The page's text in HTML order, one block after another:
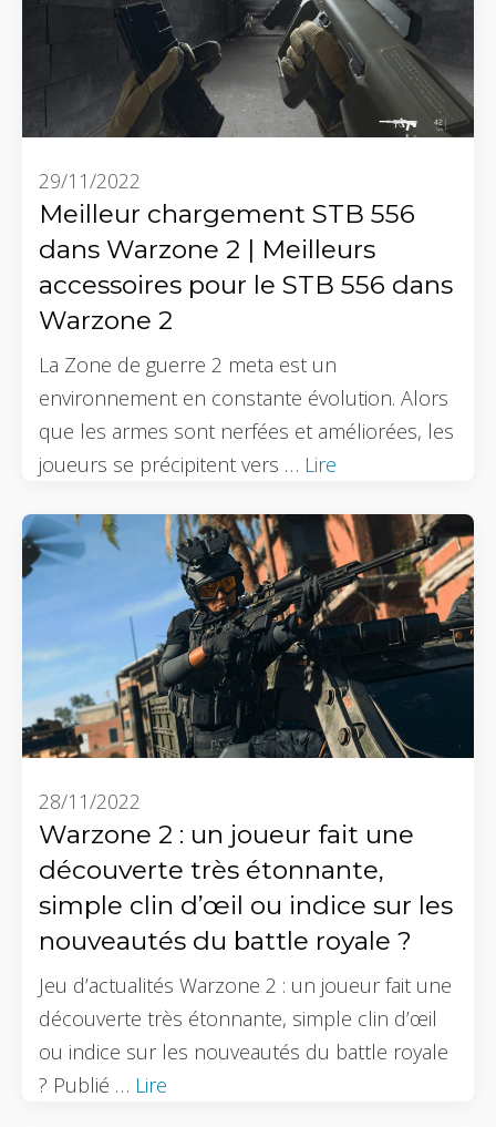
Meilleur chargement STB 556
dans Warzone 2 | Meilleurs
accessoires pour le STB 556 dans
Warzone 2
29/11/2022
La Zone de guerre 2 meta est un
environnement en constante évolution. Alors
que les armes sont nerfées et améliorées, les
joueurs se précipitent vers … Lire
Warzone 2 : un joueur fait une
découverte très étonnante,
simple clin d’œil ou indice sur les
nouveautés du battle royale ?
28/11/2022
Jeu d’actualités Warzone 2 : un joueur fait une
découverte très étonnante, simple clin d’œil
ou indice sur les nouveautés du battle royale
? Publié … Lire